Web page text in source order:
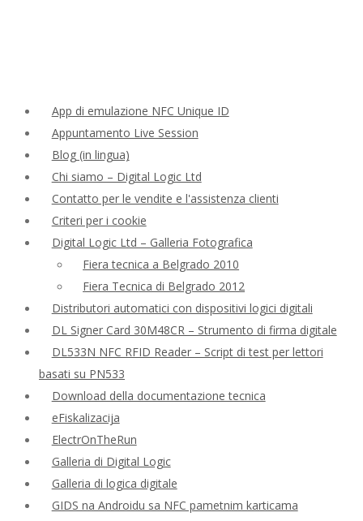
App di emulazione NFC Unique ID
Appuntamento Live Session
Blog (in lingua)
Chi siamo – Digital Logic Ltd
Contatto per le vendite e l'assistenza clienti
Criteri per i cookie
Digital Logic Ltd – Galleria Fotografica
Fiera tecnica a Belgrado 2010
Fiera Tecnica di Belgrado 2012
Distributori automatici con dispositivi logici digitali
DL Signer Card 30M48CR – Strumento di firma digitale
DL533N NFC RFID Reader – Script di test per lettori
basati su PN533
Download della documentazione tecnica
eFiskalizacija
ElectrOnTheRun
Galleria di Digital Logic
Galleria di logica digitale
GIDS na Androidu sa NFC pametnim karticama